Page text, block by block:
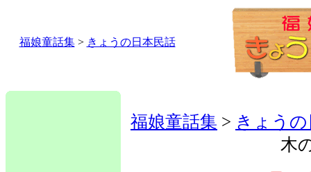
福娘童話集> きょうの日本民話
福娘童話集 > きょう
木